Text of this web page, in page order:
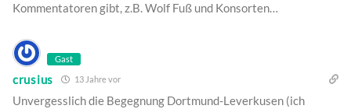
Kommentatoren gibt, z.B. Wolf Fuß und Konsorten…
Gast
crusius 13 Jahre vor
Unvergesslich die Begegnung Dortmund-Leverkusen (ich